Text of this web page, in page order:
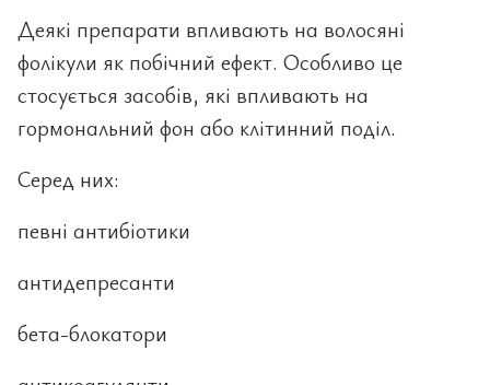
Деякі препарати впливають на волосяні
фолікули як побічний ефект. Особливо це
стосується засобів, які впливають на
гормональний фон або клітинний поділ.
Серед них:
певні антибіотики
антидепресанти
бета-блокатори